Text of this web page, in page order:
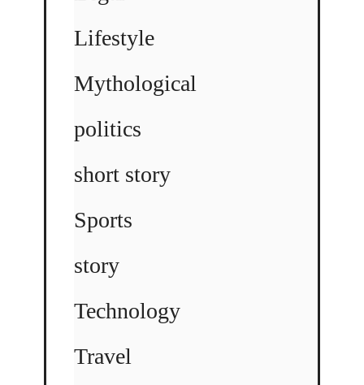
Lifestyle
Mythological
politics
short story
Sports
story
Technology
Travel